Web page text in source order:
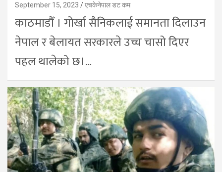
September 15, 2023 एचकेनेपाल डट कम
काठमाडौँ । गोर्खा सैनिकलाई समानता दिलाउन
नेपाल र बेलायत सरकारले उच्च चासो दिएर
पहल थालेको छ।…